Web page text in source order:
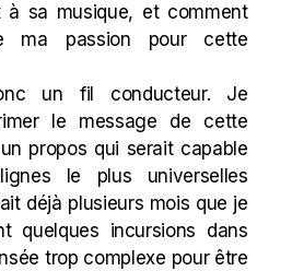
à sa musique, et comment
ma passion pour cette
un fil conducteur. Je
le message de cette
propos qui serait capable
le plus universelles
déjà plusieurs mois que je
quelques incursions dans
trop complexe pour être